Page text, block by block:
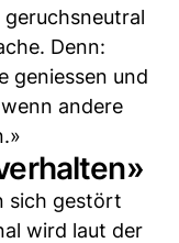
geruchsneutral
Denn:
geniessen und
andere
sich gestört
wird laut der